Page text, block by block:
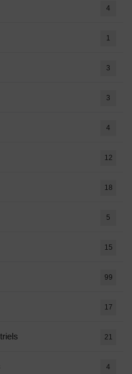
4
1
3
3
4
12
18
5
15
99
17
21
4